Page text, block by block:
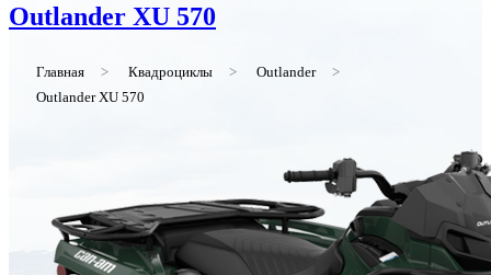
Outlander XU 570
Главная > Квадроциклы > Outlander
>
Outlander XU 570